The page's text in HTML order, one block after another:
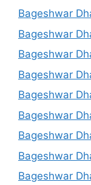
Bageshwar
Bageshwar
Bageshwar
Bageshwar
Bageshwar
Bageshwar
Bageshwar
Bageshwar
Bageshwar